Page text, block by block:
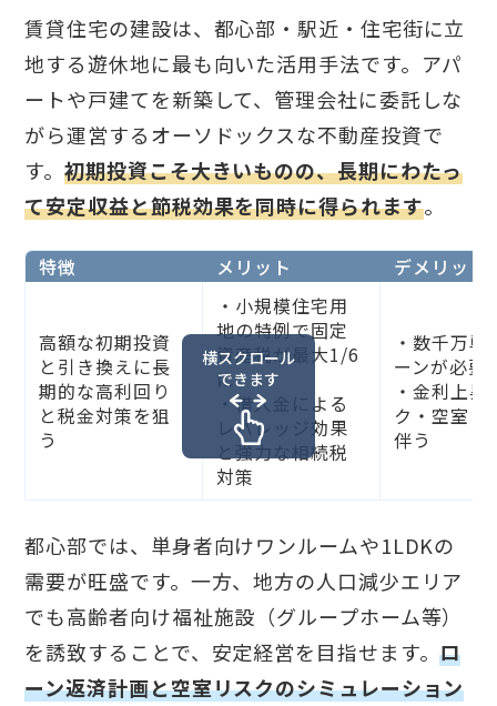
賃貸住宅の建設は、都心部・駅近・住宅街に立
地する遊休地に最も向いた活用手法です。アパ
ートや戸建てを新築して、管理会社に委託しな
がら運営するオーソドックスな不動産投資で
す。初期投資こそ大きいものの、長期にわたっ
て安定収益と節税効果を同時に得られます。
特徴 メリット デメリット
高額な初期投資
と引き換えに長
期的な高利回り
と税金対策を狙
う
・小規模住宅用
地の特例で固定
資産税が最大1/6
に
・借入金による
レバレッジ効果
と強力な相続税
対策
・数千万単
ーンが必要
・金利上昇
ク・空室リ
伴う
横スクロール
できます
都心部では、単身者向けワンルームや1LDKの
需要が旺盛です。一方、地方の人口減少エリア
でも高齢者向け福祉施設（グループホーム等）
を誘致することで、安定経営を目指せます。ロ
ーン返済計画と空室リスクのシミュレーション